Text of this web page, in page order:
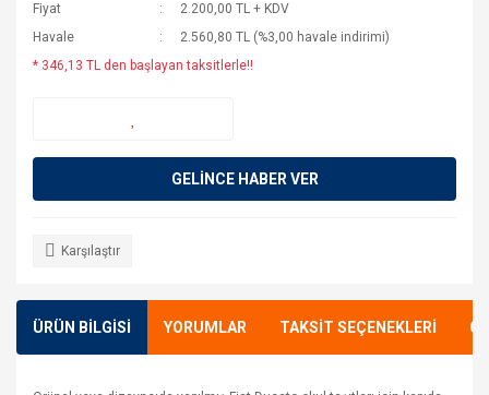
Fiyat
2.200,00 TL + KDV
Havale
2.560,80 TL (%3,00 havale indirimi)
* 346,13 TL den başlayan taksitlerle!!
GELİNCE HABER VER
Karşılaştır
ÜRÜN BİLGİSİ YORUMLAR TAKSİT SEÇENEKLERİ